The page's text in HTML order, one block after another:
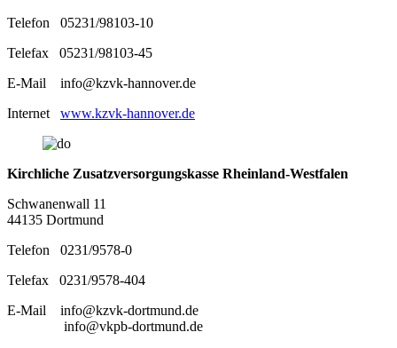
Telefon 05231/98103-10
Telefax 05231/98103-45
E-Mail info@kzvk-hannover.de
Internet www.kzvk-hannover.de
Kirchliche Zusatzversorgungskasse Rheinland-Westfalen
Schwanenwall 11
44135 Dortmund
Telefon 0231/9578-0
Telefax 0231/9578-404
E-Mail info@kzvk-dortmund.de
info@vkpb-dortmund.de